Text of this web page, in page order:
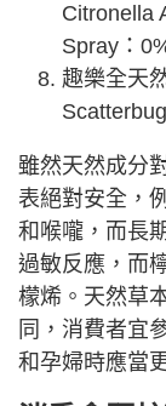
Citronella
Spray：
趣樂全天
雖然天然成分
表絕對安全，
和喉嚨，而長
過敏反應，而
檬烯。天然草
同，消費者宜
和孕婦時應當